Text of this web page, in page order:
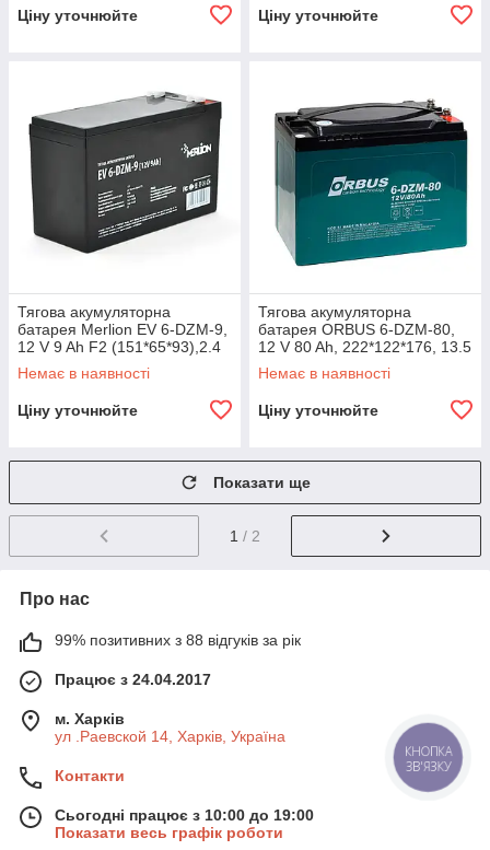
Ціну уточнюйте Ціну уточнюйте
Тягова акумуляторна
батарея Merlion EV 6-DZM-9,
12 V 9 Ah F2 (151*65*93),2.4
kg Q10
Немає в наявності
Ціну уточнюйте
Тягова акумуляторна
батарея ORBUS 6-DZM-80,
12 V 80 Ah, 222*122*176, 13.5
kg
Немає в наявності
Ціну уточнюйте
Показати ще
1 / 2
Про нас
99% позитивних з 88 відгуків за рік
Працює з 24.04.2017
м. Харків
ул .Раевской 14, Харків, Україна
Контакти
Сьогодні працює з 10:00 до 19:00
Показати весь графік роботи
КНОПКА
ЗВ'ЯЗКУ